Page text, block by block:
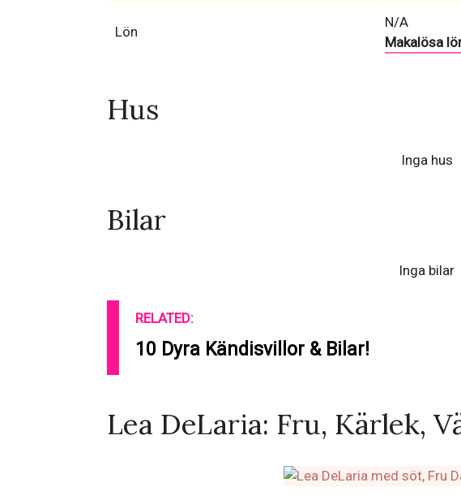
Lön
N/A
Makalösa
Hus
Inga hus
Bilar
Inga bilar
RELATED:
10 Dyra Kändisvillor & Bilar!
Lea DeLaria: Fru, Kärlek,